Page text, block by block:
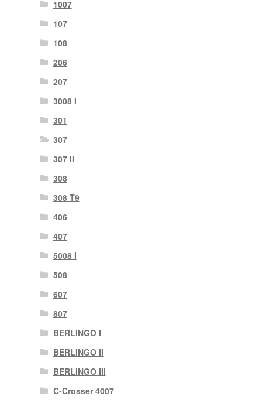
1007
107
108
206
207
3008 I
301
307
307 II
308
308 T9
406
407
5008 I
508
607
807
BERLINGO I
BERLINGO II
BERLINGO III
C-Crosser 4007